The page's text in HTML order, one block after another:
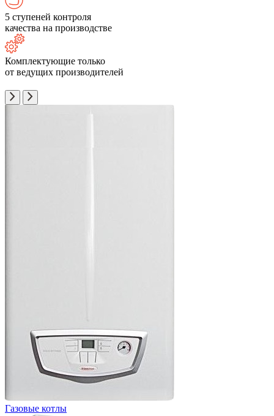
5 ступеней контроля
качества на производстве
Комплектующие только
от ведущих производителей
Газовые котлы